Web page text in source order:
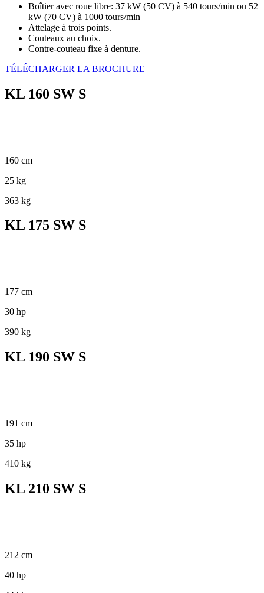
Boîtier avec roue libre: 37 kW (50 CV) à 540 tours/min ou 52
kW (70 CV) à 1000 tours/min
Attelage à trois points.
Couteaux au choix.
Contre-couteau fixe à denture.
TÉLÉCHARGER LA BROCHURE
KL 160 SW S
160 cm
25 kg
363 kg
KL 175 SW S
177 cm
30 hp
390 kg
KL 190 SW S
191 cm
35 hp
410 kg
KL 210 SW S
212 cm
40 hp